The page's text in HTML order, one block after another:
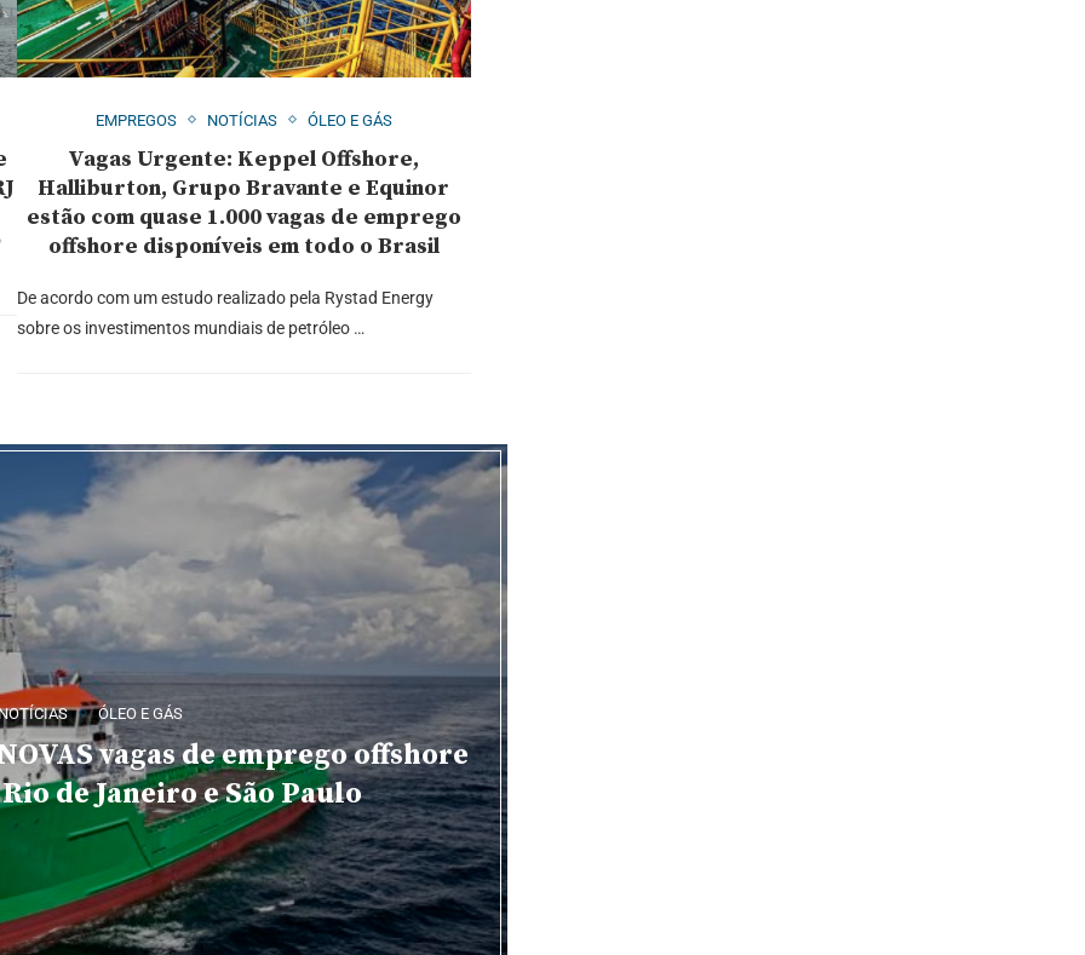
EMPREGOS NOTÍCIAS ÓLEO E GÁS
Vagas Urgente: Keppel Offshore,
Halliburton, Grupo Bravante e Equinor
estão com quase 1.000 vagas de emprego
offshore disponíveis em todo o Brasil
De acordo com um estudo realizado pela Rystad Energy
sobre os investimentos mundiais de petróleo …
ÓLEO E GÁS
vagas de emprego offshore
de Janeiro e São Paulo